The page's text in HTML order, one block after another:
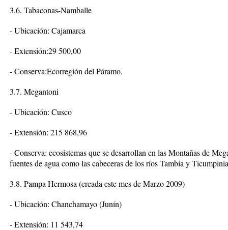
3.6. Tabaconas-Namballe
- Ubicación: Cajamarca
- Extensión:29 500,00
- Conserva:Ecorregión del Páramo.
3.7. Megantoni
- Ubicación: Cusco
- Extensión: 215 868,96
- Conserva: ecosistemas que se desarrollan en las Montañas de
fuentes de agua como las cabeceras de los ríos Tambia y
3.8. Pampa Hermosa (creada este mes de Marzo 2009)
- Ubicación: Chanchamayo (Junín)
- Extensión: 11 543,74